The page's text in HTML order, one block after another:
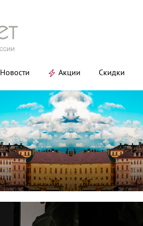
Новости Акции Скидки